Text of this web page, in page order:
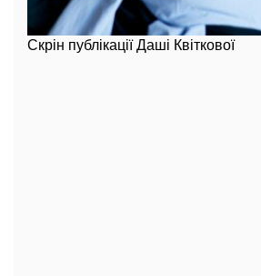
Скрін публікації Даші Квіткової